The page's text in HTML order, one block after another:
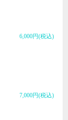
6,000円(税込)
7,000円(税込)